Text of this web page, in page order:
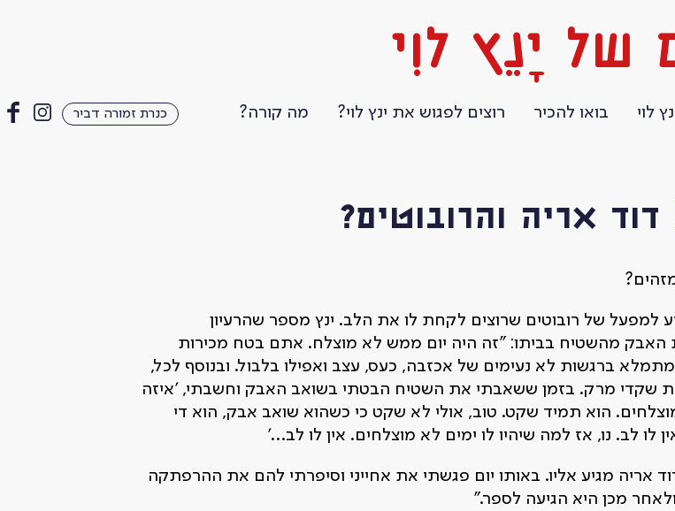
של יָנֵץ לוִי
לוי בואו להכיר רוצים לפגוש את ינץ לוי? מה קורה? כנרת זמורה דביר
אריה והרובוטים?
של רובוטים שרוצים לקחת לו את הלב. ינץ מספר שהרעיון
מהשטיח בביתו: "זה היה יום ממש לא מוצלח. אתם בטח מכירות
ברגשות לא נעימים של אכזבה, כעס, עצב ואפילו בלבול. ובנוסף לכל,
שקדי מרק. בזמן ששאבתי את השטיח הבטתי בשואב האבק וחשבתי, 'איזה
הוא תמיד שקט. טוב, אולי לא שקט כי כשהוא שואב אבק, הוא די
לב. נו, אז למה שיהיו לו ימים לא מוצלחים. אין לו לב…'
אריה מגיע אליו. באותו יום פגשתי את אחייני וסיפרתי להם את ההרפתקה
מכן היא הגיעה לספר."